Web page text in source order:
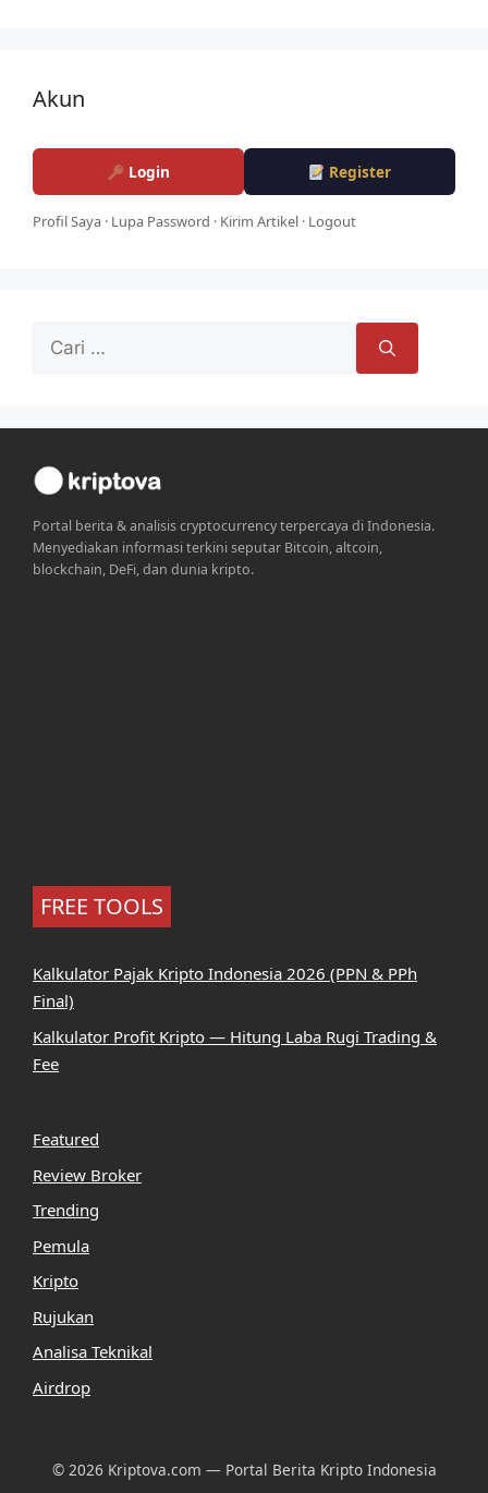
Akun
Login Register
Profil Saya · Lupa Password · Kirim Artikel · Logout
Cari
Portal berita & analisis cryptocurrency terpercaya di Indonesia.
Menyediakan informasi terkini seputar Bitcoin, altcoin,
blockchain, DeFi, dan dunia kripto.
FREE TOOLS
Kalkulator Pajak Kripto Indonesia 2026 (PPN & PPh
Final)
Kalkulator Profit Kripto — Hitung Laba Rugi Trading &
Fee
Featured
Review Broker
Trending
Pemula
Kripto
Rujukan
Analisa Teknikal
Airdrop
© 2026 Kriptova.com — Portal Berita Kripto Indonesia